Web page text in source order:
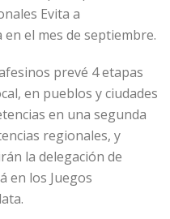
Evita a
el mes de septiembre.
prevé 4 etapas
en pueblos y ciudades
en una segunda
regionales, y
la delegación de
en los Juegos